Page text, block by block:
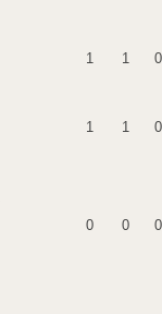
1 1 0
1 1 0
0 0 0